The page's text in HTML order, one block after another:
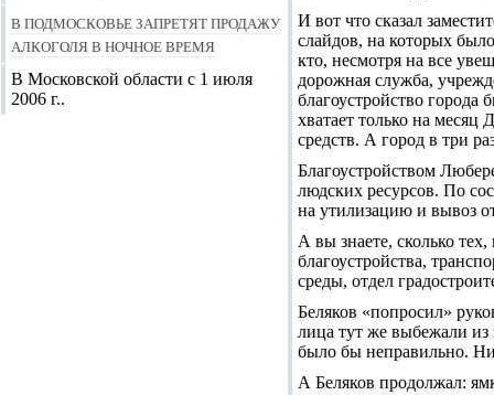
И вот что сказал
слайдов, на которых
кто, несмотря на все
дорожная служба,
благоустройство
хватает только на
средств. А город в три
Благоустройством
людских ресурсов. По
на утилизацию и вывоз
А вы знаете, сколько
благоустройства,
среды, отдел
Беляков «попросил»
лица тут же выбежали из
было бы неправильно.
А Беляков продолжал:
В Подмосковье запретят продажу
алкоголя в ночное время
В Московской области с 1 июля
2006 г..